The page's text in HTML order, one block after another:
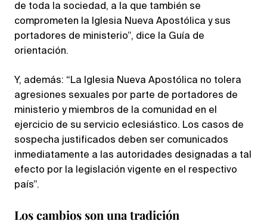
de toda la sociedad, a la que también se
comprometen la Iglesia Nueva Apostólica y sus
portadores de ministerio”, dice la Guía de
orientación.
Y, además: “La Iglesia Nueva Apostólica no tolera
agresiones sexuales por parte de portadores de
ministerio y miembros de la comunidad en el
ejercicio de su servicio eclesiástico. Los casos de
sospecha justificados deben ser comunicados
inmediatamente a las autoridades designadas a tal
efecto por la legislación vigente en el respectivo
país”.
Los cambios son una tradición